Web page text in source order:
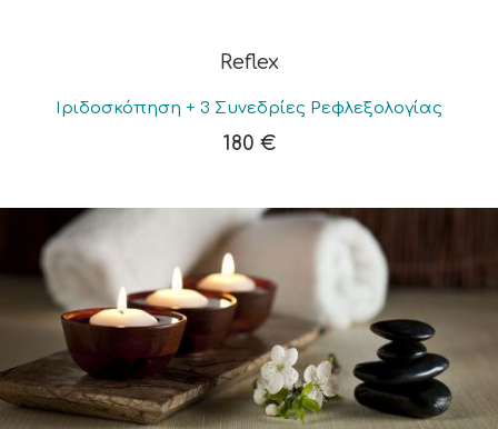
Reflex
Ιριδοσκόπηση + 3 Συνεδρίες Ρεφλεξολογίας
180 €